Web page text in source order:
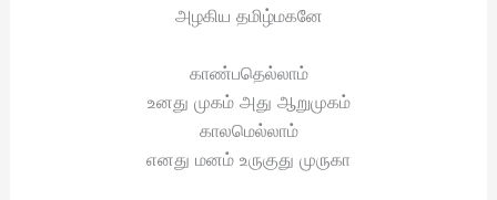
அழகிய தமிழ்மகனே
காண்பதெல்லாம்
உனது முகம் அது ஆறுமுகம்
காலமெல்லாம்
எனது மனம் உருகுது முருகா